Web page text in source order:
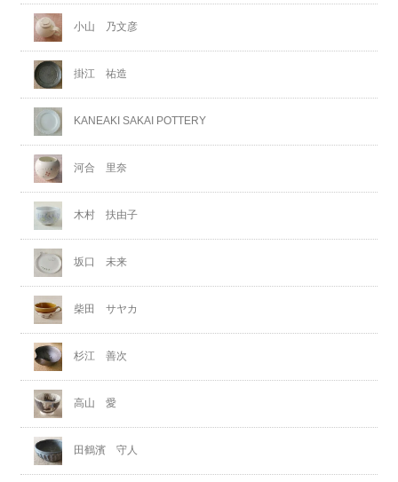
小山 乃文彦
掛江 祐造
KANEAKI SAKAI POTTERY
河合 里奈
木村 扶由子
坂口 未来
柴田 サヤカ
杉江 善次
高山 愛
田鶴濱 守人